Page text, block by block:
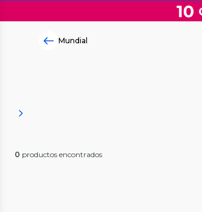
Mundial
0 productos encontrados